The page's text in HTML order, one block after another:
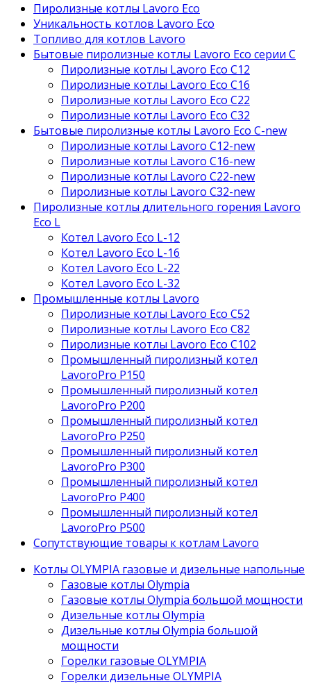
Пиролизные котлы Lavoro Eco
Уникальность котлов Lavoro Eco
Топливо для котлов Lavoro
Бытовые пиролизные котлы Lavoro Eco серии С
Пиролизные котлы Lavoro Eco С12
Пиролизные котлы Lavoro Eco С16
Пиролизные котлы Lavoro Eco С22
Пиролизные котлы Lavoro Eco С32
Бытовые пиролизные котлы Lavoro Eco C-new
Пиролизные котлы Lavoro C12-new
Пиролизные котлы Lavoro C16-new
Пиролизные котлы Lavoro C22-new
Пиролизные котлы Lavoro C32-new
Пиролизные котлы длительного горения Lavoro
Eco L
Котел Lavoro Eco L-12
Котел Lavoro Eco L-16
Котел Lavoro Eco L-22
Котел Lavoro Eco L-32
Промышленные котлы Lavoro
Пиролизные котлы Lavoro Eco С52
Пиролизные котлы Lavoro Eco С82
Пиролизные котлы Lavoro Eco С102
Промышленный пиролизный котел
LavoroPro P150
Промышленный пиролизный котел
LavoroPro P200
Промышленный пиролизный котел
LavoroPro P250
Промышленный пиролизный котел
LavoroPro P300
Промышленный пиролизный котел
LavoroPro P400
Промышленный пиролизный котел
LavoroPro P500
Сопутствующие товары к котлам Lavoro
Котлы OLYMPIA газовые и дизельные напольные
Газовые котлы Olympia
Газовые котлы Olympia большой мощности
Дизельные котлы Olympia
Дизельные котлы Olympia большой
мощности
Горелки газовые OLYMPIA
Горелки дизельные OLYMPIA